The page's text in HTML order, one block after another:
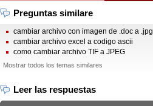
Preguntas similare
cambiar archivo con imagen de .doc a .jpg
cambiar archivo excel a codigo ascii
como cambiar archivo TIF a JPEG
Mostrar todos los temas similares
Leer las respuestas